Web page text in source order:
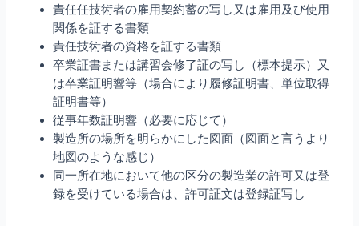
責任任技術者の雇用契約蓄の写し又は雇用及び使用
関係を証する書類
責任技術者の資格を証する書類
卒業証書または講習会修了証の写し（標本提示）又
は卒業証明響等（場合により履修証明書、単位取得
証明書等）
従事年数証明響（必要に応じて）
製造所の場所を明らかにした図面（図面と言うより
地図のような感じ）
同一所在地において他の区分の製造業の許可又は登
録を受けている場合は、許可証文は登録証写し